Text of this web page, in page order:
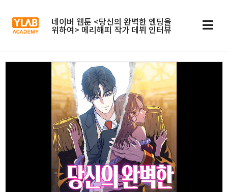
네이버 웹툰 <당신의 완벽한 엔딩을
위하여> 메리해피 작가 데뷔 인터뷰